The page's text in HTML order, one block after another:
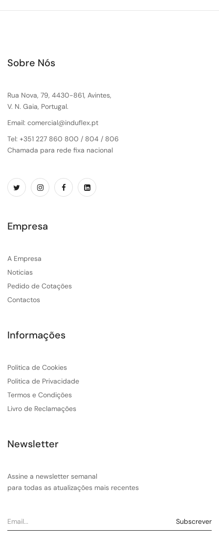
Sobre Nós
Rua Nova, 79, 4430-861, Avintes,
V. N. Gaia, Portugal.
Email: comercial@induflex.pt
Tel: +351 227 860 800 / 804 / 806
Chamada para rede fixa nacional
Empresa
A Empresa
Noticias
Pedido de Cotações
Contactos
Informações
Politica de Cookies
Politica de Privacidade
Termos e Condições
Livro de Reclamações
Newsletter
Assine a newsletter semanal
para todas as atualizações mais recentes